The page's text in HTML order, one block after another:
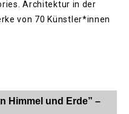
Architektur in der
von 70 Künstler*innen
Himmel und Erde” –